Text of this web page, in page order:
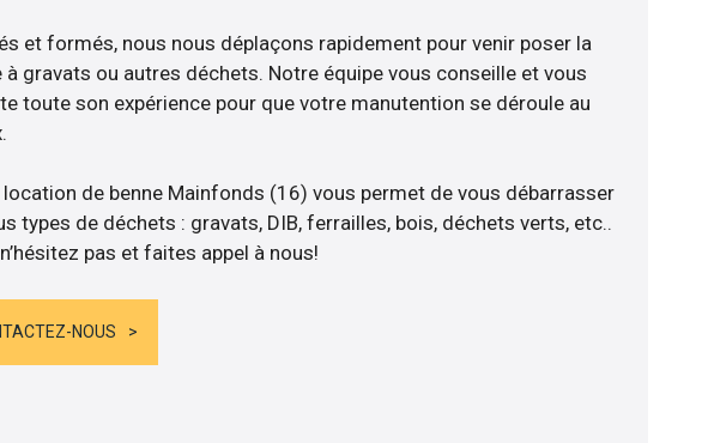
et formés, nous nous déplaçons rapidement pour venir poser la
à gravats ou autres déchets. Notre équipe vous conseille et vous
toute son expérience pour que votre manutention se déroule au
de benne Mainfonds (16) vous permet de vous débarrasser
types de déchets : gravats, DIB, ferrailles, bois, déchets verts, etc..
pas et faites appel à nous!
NOUS